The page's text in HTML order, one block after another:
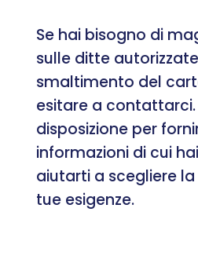
Se hai bisogno di
sulle ditte
smaltimento del
esitare a
disposizione per
informazioni di cui
aiutarti a scegliere
tue esigenze.